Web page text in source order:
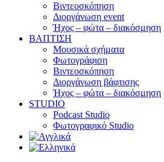
Βιντεοσκόπηση
Διοργάνωση event
Ήχος – φώτα – διακόσμηση
ΒΑΠΤΙΣΗ
Μουσικά σχήματα
Φωτογράφιση
Βιντεοσκόπηση
Διοργάνωση βάφτισης
Ήχος – φώτα – διακόσμηση
STUDIO
Podcast Studio
Φωτογραφικό Studio